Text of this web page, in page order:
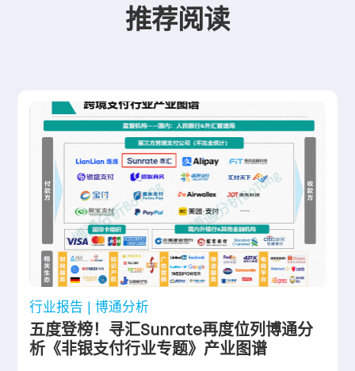
推荐阅读
行业报告 | 博通分析
五度登榜！寻汇Sunrate再度位列博通分
析《非银支付行业专题》产业图谱